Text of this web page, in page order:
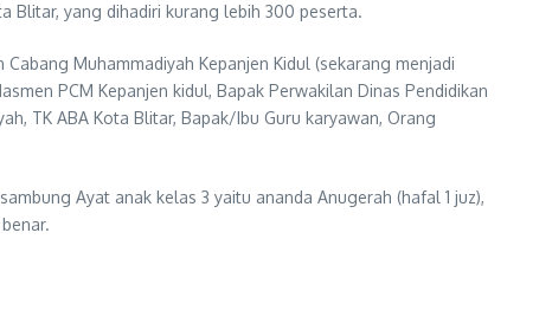
Blitar, yang dihadiri kurang lebih 300 peserta.
Muhammadiyah Kepanjen Kidul (sekarang menjadi
PCM Kepanjen kidul, Bapak Perwakilan Dinas Pendidikan
TK ABA Kota Blitar, Bapak/Ibu Guru karyawan, Orang
Ayat anak kelas 3 yaitu ananda Anugerah (hafal 1 juz),